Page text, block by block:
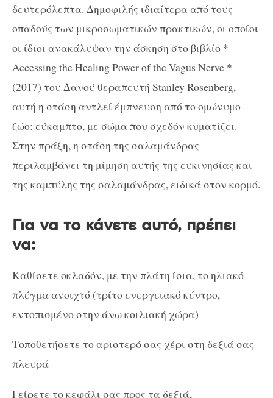
δευτερόλεπτα. Δημοφιλής ιδιαίτερα από τους
οπαδούς των μικροσωματικών πρακτικών, οι οποίοι
οι ίδιοι ανακάλυψαν την άσκηση στο βιβλίο *
Accessing the Healing Power of the Vagus Nerve *
(2017) του Δανού θεραπευτή Stanley Rosenberg,
αυτή η στάση αντλεί έμπνευση από το ομώνυμο
ζώο: εύκαμπτο, με σώμα που σχεδόν κυματίζει.
Στην πράξη, η στάση της σαλαμάνδρας
περιλαμβάνει τη μίμηση αυτής της ευκινησίας και
της καμπύλης της σαλαμάνδρας, ειδικά στον κορμό.
Για να το κάνετε αυτό, πρέπει
να:
Καθίσετε οκλαδόν, με την πλάτη ίσια, το ηλιακό
πλέγμα ανοιχτό (τρίτο ενεργειακό κέντρο,
εντοπισμένο στην άνω κοιλιακή χώρα)
Τοποθετήσετε το αριστερό σας χέρι στη δεξιά σας
πλευρά
Γείρετε το κεφάλι σας προς τα δεξιά,